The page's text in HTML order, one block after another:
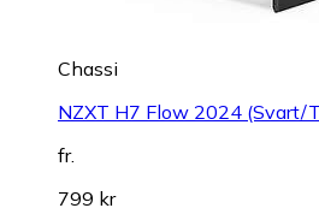
Chassi
NZXT H7 Flow 2024 (Svart/
fr.
799 kr